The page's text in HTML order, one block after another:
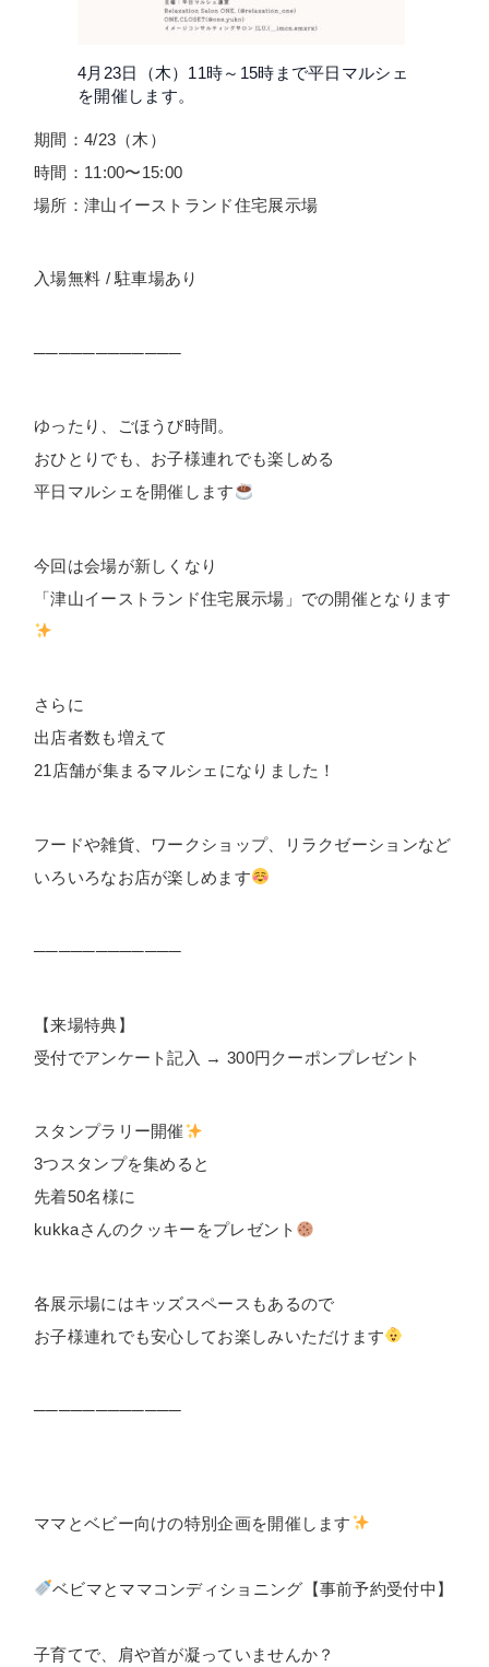
4月23日（木）11時～15時まで平日マルシェ
を開催します。
期間：4/23（木）
時間：11:00〜15:00
場所：津山イーストランド住宅展示場
入場無料 / 駐車場あり
────────────
ゆったり、ごほうび時間。
おひとりでも、お子様連れでも楽しめる
平日マルシェを開催します
今回は会場が新しくなり
「津山イーストランド住宅展示場」での開催となります
さらに
出店者数も増えて
21店舗が集まるマルシェになりました！
フードや雑貨、ワークショップ、リラクゼーションなど
いろいろなお店が楽しめます
────────────
【来場特典】
受付でアンケート記入 → 300円クーポンプレゼント
スタンプラリー開催
3つスタンプを集めると
先着50名様に
kukkaさんのクッキーをプレゼント
各展示場にはキッズスペースもあるので
お子様連れでも安心してお楽しみいただけます
────────────
ママとベビー向けの特別企画を開催します
ベビマとママコンディショニング【事前予約受付中】
子育てで、肩や首が凝っていませんか？